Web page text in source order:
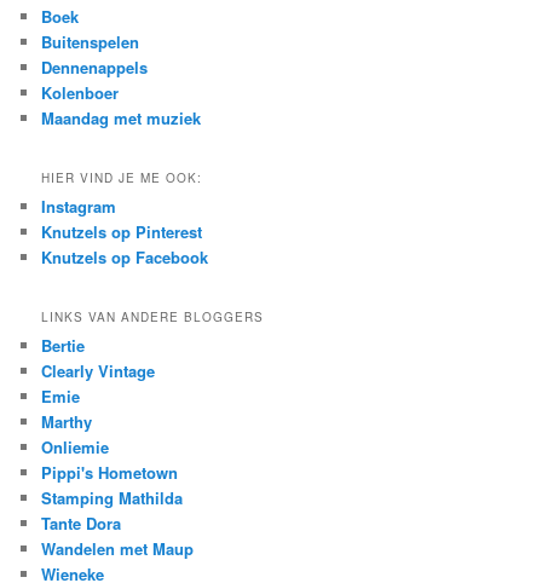
h
Boek
Buitenspelen
Dennenappels
Kolenboer
Maandag met muziek
HIER VIND JE ME OOK:
Instagram
Knutzels op Pinterest
Knutzels op Facebook
LINKS VAN ANDERE BLOGGERS
Bertie
Clearly Vintage
Emie
Marthy
Onliemie
Pippi's Hometown
Stamping Mathilda
Tante Dora
Wandelen met Maup
Wieneke